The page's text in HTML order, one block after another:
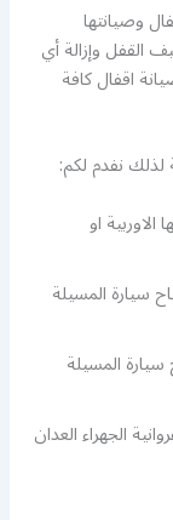
وصيانتها
القفل وإزالة أي
اقفال كافة
نفدم لكم:
او
سيارة المسيلة
المسيلة
الجهراء العدان